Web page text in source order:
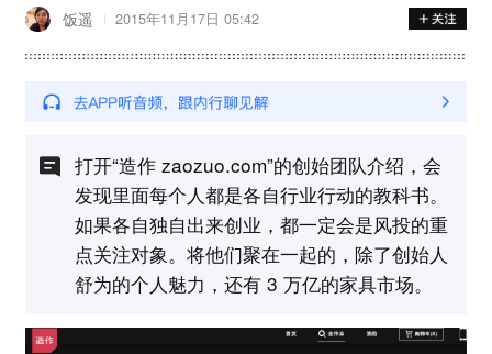
饭遥 2015年11月17日 05:42
打开“造作 zaozuo.com”的创始团队介绍，会
发现里面每个人都是各自行业行动的教科书。
如果各自独自出来创业，都一定会是风投的重
点关注对象。将他们聚在一起的，除了创始人
舒为的个人魅力，还有 3 万亿的家具市场。